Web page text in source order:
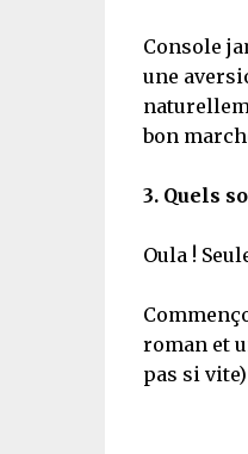
Console
une
bon
3. Quels
Oula !
roman et
pas si vite)